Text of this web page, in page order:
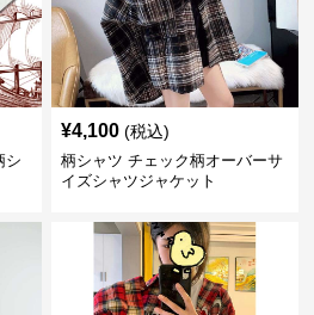
シ
¥4,100 (税込)
柄シャツ チェック柄オーバーサ
イズシャツジャケット